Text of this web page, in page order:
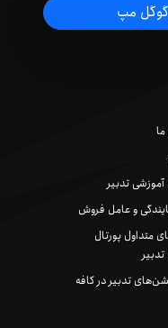
مپ
تدبیر
و عامل فروش
پورتال
تدبیر در کافه